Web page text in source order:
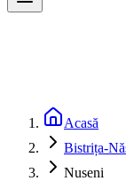
Acasă
Bistrița-
Nuseni